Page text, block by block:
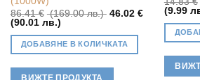
86.41€ (169.00 лв.) Original
86.41 €
(169.00
46.02 €
(90.01 лв.)Текущата
е:
46.02 €
лв.).
ДОБАВЯНЕ В КОЛИЧКАТА
ВИЖТЕ ПРОДУКТА
(9.99